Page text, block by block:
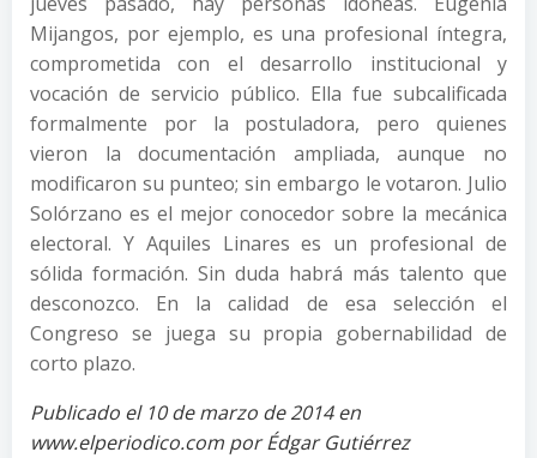
Mijangos, por ejemplo, es una profesional íntegra,
comprometida con el desarrollo institucional y
vocación de servicio público. Ella fue subcalificada
formalmente por la postuladora, pero quienes
vieron la documentación ampliada, aunque no
modificaron su punteo; sin embargo le votaron. Julio
Solórzano es el mejor conocedor sobre la mecánica
electoral. Y Aquiles Linares es un profesional de
sólida formación. Sin duda habrá más talento que
desconozco. En la calidad de esa selección el
Congreso se juega su propia gobernabilidad de
corto plazo.
Publicado el 10 de marzo de 2014 en
www.elperiodico.com por Édgar Gutiérrez